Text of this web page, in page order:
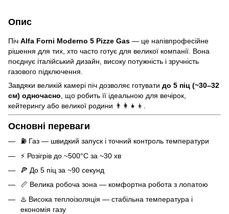
Опис
Піч Alfa Forni Moderno 5 Pizze Gas — це напівпрофесійне
рішення для тих, хто часто готує для великої компанії. Вона
поєднує італійський дизайн, високу потужність і зручність
газового підключення.
Завдяки великій камері піч дозволяє готувати до 5 піц (~30–32
см) одночасно , що робить її ідеальною для вечірок,
кейтерингу або великої родини 👨‍👩‍👧‍👦.
Основні переваги
⛽ Газ — швидкий запуск і точний контроль температури
⚡ Розігрів до ~500°C за ~30 хв
🍕 До 5 піц за ~90 секунд
📏 Велика робоча зона — комфортна робота з лопатою
♨️ Висока теплоізоляція — стабільна температура і
економія газу